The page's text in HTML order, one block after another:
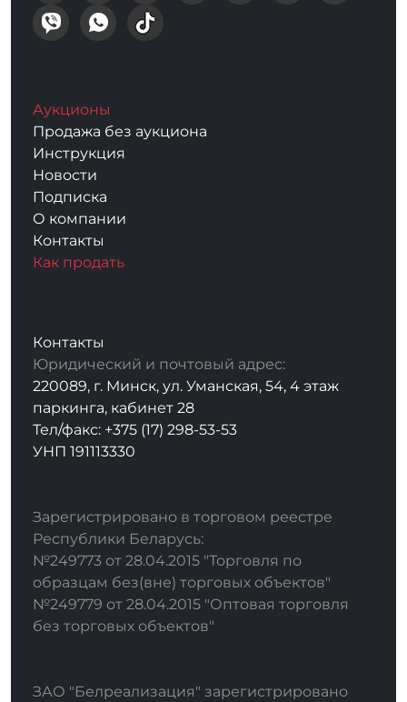
Аукционы
Продажа без аукциона
Инструкция
Новости
Подписка
О компании
Контакты
Как продать
Контакты
Юридический и почтовый адрес:
220089, г. Минск, ул. Уманская, 54, 4 этаж
паркинга, кабинет 28
Тел/факс: +375 (17) 298-53-53
УНП 191113330
Зарегистрировано в торговом реестре
Республики Беларусь:
№249773 от 28.04.2015 "Торговля по
образцам без(вне) торговых объектов"
№249779 от 28.04.2015 "Оптовая торговля
без торговых объектов"
ЗАО "Белреализация" зарегистрировано